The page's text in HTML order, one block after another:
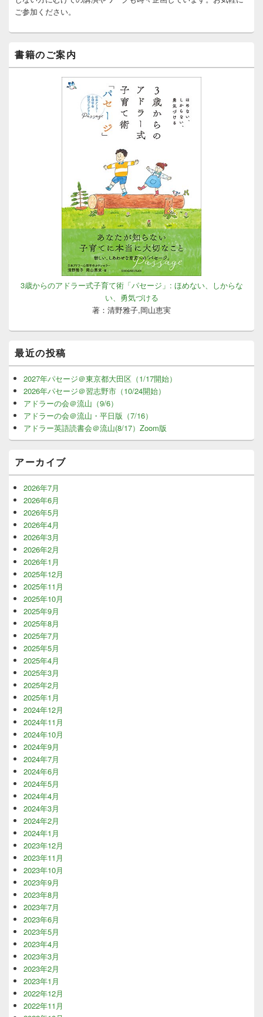
トご参加ください。
書籍のご案内
3歳からのアドラー式子育て術「パセージ」: ほめない、しからな
い、勇気づける
著：清野雅子,岡山恵実
最近の投稿
2027年パセージ＠東京都大田区（1/17開始）
2026年パセージ＠習志野市（10/24開始）
アドラーの会＠流山（9/6）
アドラーの会＠流山・平日版（7/16）
アドラー英語読書会＠流山(8/17）Zoom版
アーカイブ
2026年7月
2026年6月
2026年5月
2026年4月
2026年3月
2026年2月
2026年1月
2025年12月
2025年11月
2025年10月
2025年9月
2025年8月
2025年7月
2025年5月
2025年4月
2025年3月
2025年2月
2025年1月
2024年12月
2024年11月
2024年10月
2024年9月
2024年7月
2024年6月
2024年5月
2024年4月
2024年3月
2024年2月
2024年1月
2023年12月
2023年11月
2023年10月
2023年9月
2023年8月
2023年7月
2023年6月
2023年5月
2023年4月
2023年3月
2023年2月
2023年1月
2022年12月
2022年11月